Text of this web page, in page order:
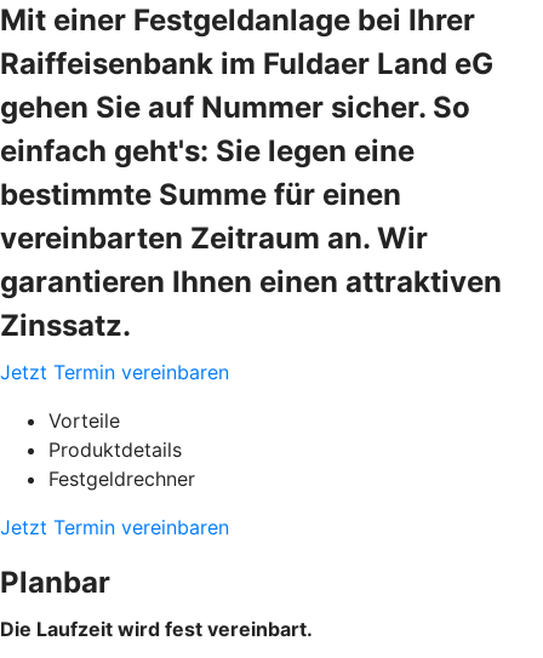
Mit einer Festgeldanlage bei Ihrer
Raiffeisenbank im Fuldaer Land eG
gehen Sie auf Nummer sicher. So
einfach geht's: Sie legen eine
bestimmte Summe für einen
vereinbarten Zeitraum an. Wir
garantieren Ihnen einen attraktiven
Zinssatz.
Jetzt Termin vereinbaren
Vorteile
Produktdetails
Festgeldrechner
Jetzt Termin vereinbaren
Planbar
Die Laufzeit wird fest vereinbart.